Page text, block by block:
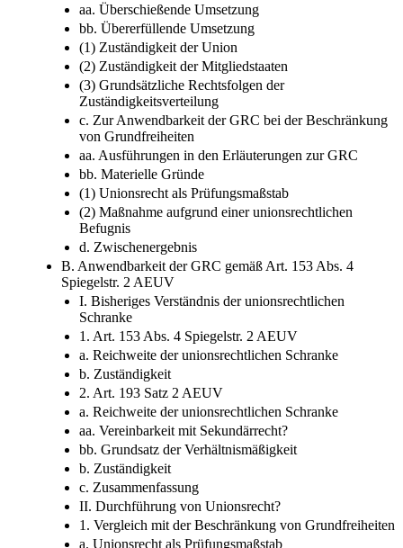
aa. Überschießende Umsetzung
bb. Übererfüllende Umsetzung
(1) Zuständigkeit der Union
(2) Zuständigkeit der Mitgliedstaaten
(3) Grundsätzliche Rechtsfolgen der
Zuständigkeitsverteilung
c. Zur Anwendbarkeit der GRC bei der Beschränkung
von Grundfreiheiten
aa. Ausführungen in den Erläuterungen zur GRC
bb. Materielle Gründe
(1) Unionsrecht als Prüfungsmaßstab
(2) Maßnahme aufgrund einer unionsrechtlichen
Befugnis
d. Zwischenergebnis
B. Anwendbarkeit der GRC gemäß Art. 153 Abs. 4
Spiegelstr. 2 AEUV
I. Bisheriges Verständnis der unionsrechtlichen
Schranke
1. Art. 153 Abs. 4 Spiegelstr. 2 AEUV
a. Reichweite der unionsrechtlichen Schranke
b. Zuständigkeit
2. Art. 193 Satz 2 AEUV
a. Reichweite der unionsrechtlichen Schranke
aa. Vereinbarkeit mit Sekundärrecht?
bb. Grundsatz der Verhältnismäßigkeit
b. Zuständigkeit
c. Zusammenfassung
II. Durchführung von Unionsrecht?
1. Vergleich mit der Beschränkung von Grundfreiheiten
a. Unionsrecht als Prüfungsmaßstab